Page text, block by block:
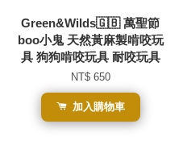
Green&Wilds🇬🇧 萬聖節
boo小鬼 天然黃麻製啃咬玩
具 狗狗啃咬玩具 耐咬玩具
NT$ 650
加入購物車